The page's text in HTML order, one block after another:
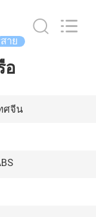
าย
อ
ศจีน